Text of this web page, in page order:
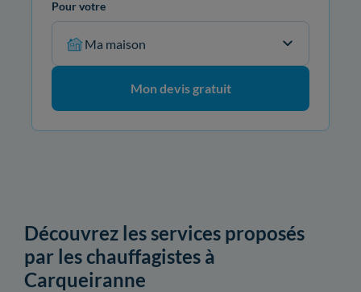
Pour votre
Ma maison
Mon devis gratuit
Découvrez les services proposés
par les chauffagistes à
Carqueiranne